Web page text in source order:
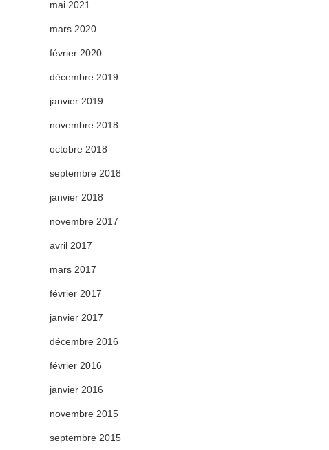
mai 2021
mars 2020
février 2020
décembre 2019
janvier 2019
novembre 2018
octobre 2018
septembre 2018
janvier 2018
novembre 2017
avril 2017
mars 2017
février 2017
janvier 2017
décembre 2016
février 2016
janvier 2016
novembre 2015
septembre 2015